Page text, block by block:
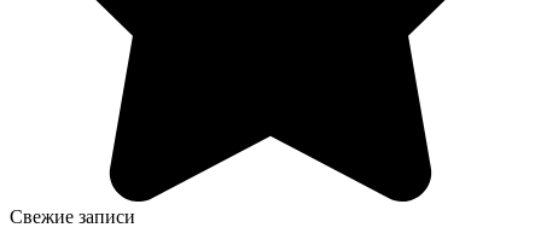
Свежие записи